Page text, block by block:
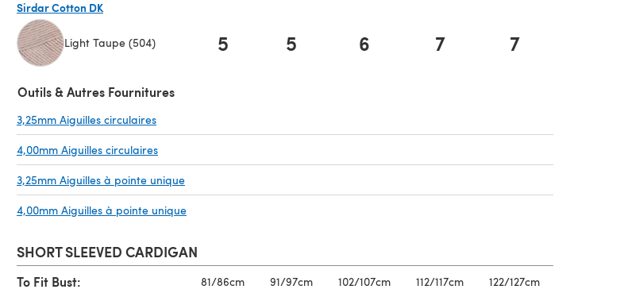
Sirdar Cotton DK
Light Taupe (504) 5 5 6 7 7
Outils & Autres Fournitures
3,25mm Aiguilles circulaires
4,00mm Aiguilles circulaires
3,25mm Aiguilles à pointe unique
4,00mm Aiguilles à pointe unique
SHORT SLEEVED CARDIGAN
To Fit Bust: 81/86cm 91/97cm 102/107cm 112/117cm 122/127cm